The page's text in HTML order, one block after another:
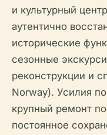
и культурный
аутентично
исторические
сезонные
реконструкции и
Norway). Усилия
крупный ремонт
постоянное